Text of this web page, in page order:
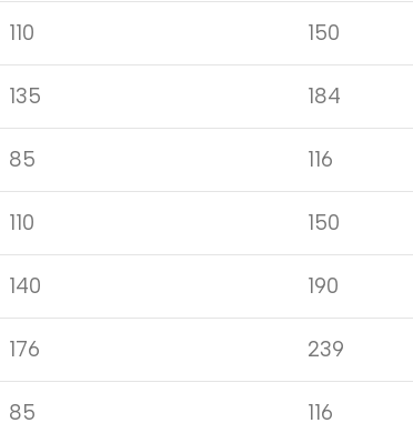
110 150
135 184
85 116
110 150
140 190
176 239
85 116